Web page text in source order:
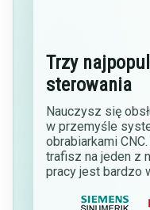
Trzy
sterowania
Nauczysz się
w przemyśle
obrabiarkami
trafisz na jeden z
pracy jest bardzo